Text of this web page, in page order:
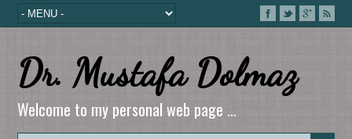
Dr. Mustafa Dolmaz
Welcome to my personal web page …